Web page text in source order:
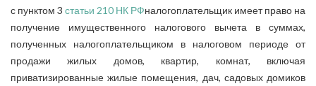
с пунктом 3 статьи 210 НК РФналогоплательщик имеет право на
получение имущественного налогового вычета в суммах,
полученных налогоплательщиком в налоговом периоде от
продажи жилых домов, квартир, комнат, включая
приватизированные жилые помещения, дач, садовых домиков